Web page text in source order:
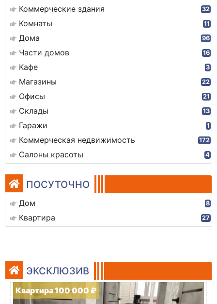
Коммерческие здания 32
Комнаты 11
Дома 96
Части домов 16
Кафе 3
Магазины 22
Офисы 21
Склады 13
Гаражи 1
Коммерческая недвижимость 172
Салоны красоты 4
ПОСУТОЧНО
Дом 8
Квартира 27
ЭКСКЛЮЗИВ
Квартира 100 000 ₽